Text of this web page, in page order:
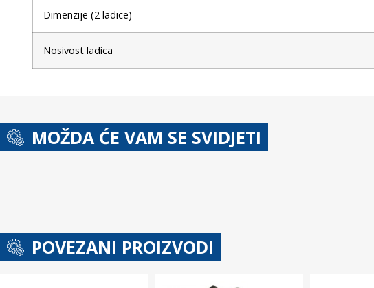
Dimenzije (2 ladice)
Nosivost ladica
MOŽDA ĆE VAM SE SVIDJETI
POVEZANI PROIZVODI